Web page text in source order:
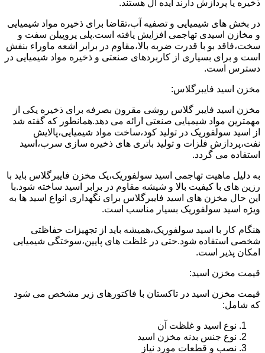
ذخیره یا پردازش دارند ایده آل هستند.
در بخش های شیمیایی و تصفیه آب،تقاضا برای ذخیره مواد شیمیایی
و مخازن اسیدی تهاجمی افزایش یافته است.پلی پروپیلن سفت و
سخت،فاقد بو با قدرت ضربه بالا،مقاوم در برابر اشعه ماوراء بنفش
است و برای بسیاری از کاربردهای صنعتی و ذخیره مواد شیمیایی در
دسترس است.
مخزن اسید فایبرگلاس:
مخزن اسید فایبر گلاس روشی مقرون بصرفه برای ذخیره یکی از
مهمترین مواد شیمیایی صنعتی ارائه می دهد.همانطور که گفته شد
از اسید سولفوریک در تولید کود،ساخت مواد شیمیایی،پالایش
نفت،پردازش فلزات و تولید باتری های ذخیره سازی سرب،اسید
استفاده می گردد.
به دلیل ماهیت تهاجمی اسید سولفوریک،یک مخزن فایبرگلاس باید با
رزین های با کیفیت بالا و شیشه مقاوم در برابر اسید ساخته شود.با
این حال مخزن های اسید فایبرگلاس برای نگهداری انواع اسید ها به
ویژه اسید سولفوریک بسیار مناسب است.
هنگام کار با اسید سولفوریک،همیشه باید از تجهیزات حفاظتی
شخصی استفاده شود.حتی در غلظت های پایین،سوختگی شیمیایی
امکان پذیر است.
قیمت مخزن اسید:
قیمت مخزن اسید در تاکستان با فاکتورهای زیر مشخص می شود
که شامل:
نوع اسید و غلظت آن
نوع جنس بدنه مخزن اسید
نصب و قطعات مورد نیاز